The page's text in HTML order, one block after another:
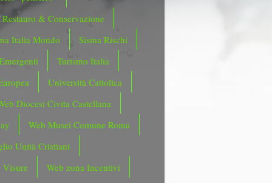
Restauro & Conservazione
Italia Mondo
Sisma Rischi
Turismo Italia
Università Cattolica
Diocesi Civita Castellana
Web Musei Comune Roma
Unità Cristiani
Visure
Web zona Incentivi